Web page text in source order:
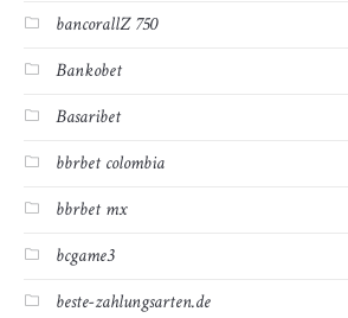
bancorallZ 750
Bankobet
Basaribet
bbrbet colombia
bbrbet mx
bcgame3
beste-zahlungsarten.de